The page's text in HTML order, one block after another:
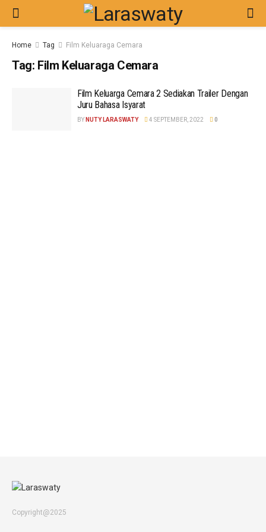
Home Tag Film Keluaraga Cemara
Tag: Film Keluaraga Cemara
Film Keluarga Cemara 2 Sediakan Trailer Dengan
Juru Bahasa Isyarat
BY NUTY LARASWATY 4 SEPTEMBER, 2022 0
Copyright@2025